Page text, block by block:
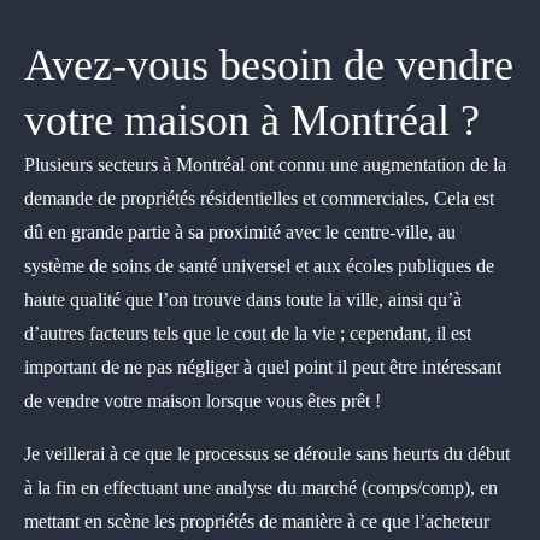
Avez-vous besoin de vendre
votre maison à Montréal ?
Plusieurs secteurs à Montréal ont connu une augmentation de la
demande de propriétés résidentielles et commerciales. Cela est
dû en grande partie à sa proximité avec le centre-ville, au
système de soins de santé universel et aux écoles publiques de
haute qualité que l’on trouve dans toute la ville, ainsi qu’à
d’autres facteurs tels que le cout de la vie ; cependant, il est
important de ne pas négliger à quel point il peut être intéressant
de vendre votre maison lorsque vous êtes prêt !
Je veillerai à ce que le processus se déroule sans heurts du début
à la fin en effectuant une analyse du marché (comps/comp), en
mettant en scène les propriétés de manière à ce que l’acheteur